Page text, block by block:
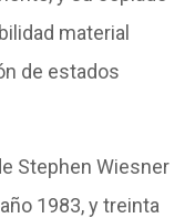
material
de estados
Stephen Wiesner
1983, y treinta